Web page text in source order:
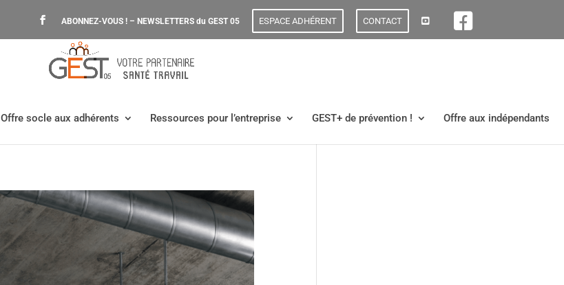
ABONNEZ-VOUS ! – NEWSLETTERS du GEST 05 ESPACE ADHÉRENT CONTACT
Offre socle aux adhérents Ressources pour l’entreprise GEST+ de prévention ! Offre aux indépendants